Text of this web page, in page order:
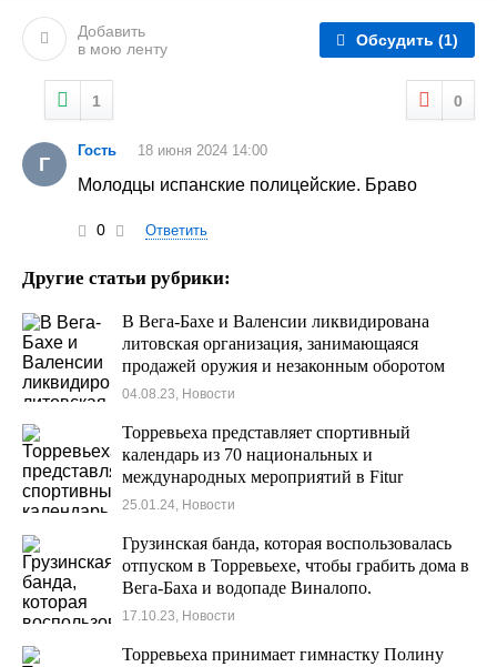
Добавить
в мою ленту
Обсудить (1)
1 0
Г
Гость 18 июня 2024 14:00
Молодцы испанские полицейские. Браво
0 Ответить
Другие статьи рубрики:
В Вега-Бахе и Валенсии ликвидирована
литовская организация, занимающаяся
продажей оружия и незаконным оборотом
наркотиков с 29 задержанными
04.08.23, Новости
Торревьеха представляет спортивный
календарь из 70 национальных и
международных мероприятий в Fitur
25.01.24, Новости
Грузинская банда, которая воспользовалась
отпуском в Торревьехе, чтобы грабить дома в
Вега-Баха и водопаде Виналопо.
17.10.23, Новости
Торревьеха принимает гимнастку Полину